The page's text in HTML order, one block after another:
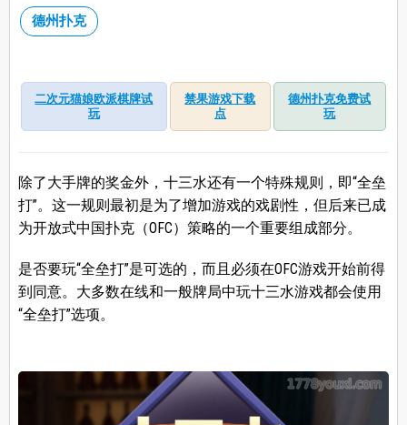
德州扑克
二次元猫娘欧派棋牌试
玩
禁果游戏下载
点
德州扑克免费试
玩
除了大手牌的奖金外，十三水还有一个特殊规则，即“全垒
打”。这一规则最初是为了增加游戏的戏剧性，但后来已成
为开放式中国扑克（OFC）策略的一个重要组成部分。
是否要玩“全垒打”是可选的，而且必须在OFC游戏开始前得
到同意。大多数在线和一般牌局中玩十三水游戏都会使用
“全垒打”选项。